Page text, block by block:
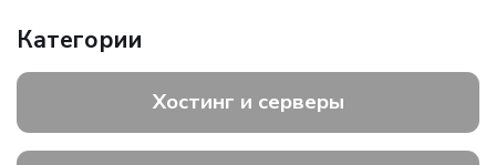
Категории
Хостинг и серверы